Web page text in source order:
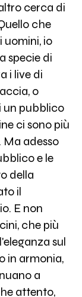
cerca di
che
uomini, io
specie di
i live di
o
un pubblico
ci sono più
Ma adesso
e le
della
il
E non
che più
sul
in armonia,
a
attento,